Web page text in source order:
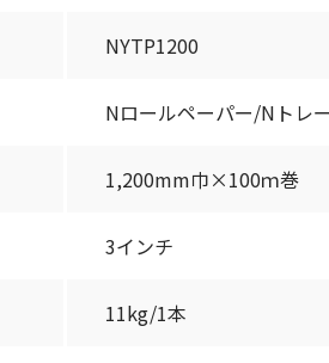
NYTP1200
Nロールペーパー/Nトレ
1,200mm巾×100ｍ巻
3インチ
11kg/1本